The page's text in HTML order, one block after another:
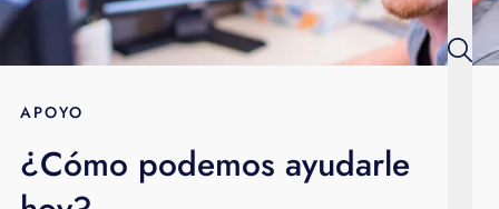
Televisión
BLOG
APOYO
¿Cómo podemos ayudarle